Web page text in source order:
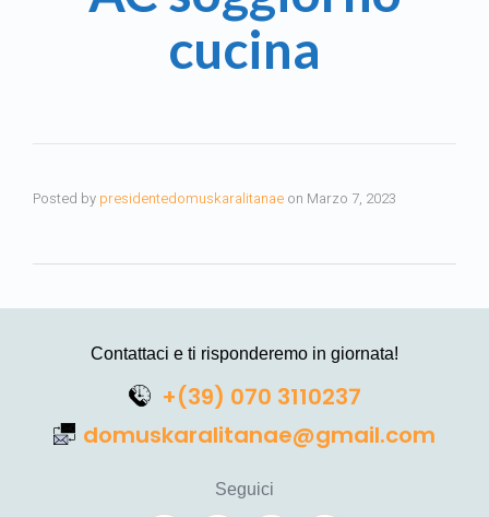
cucina
Posted by presidentedomuskaralitanae on Marzo 7, 2023
Contattaci e ti risponderemo in giornata!
+(39) 070 3110237
domuskaralitanae@gmail.com
Seguici